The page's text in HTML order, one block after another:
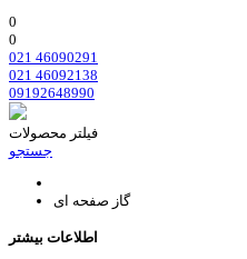
0
0
021 46090291
021 46092138
09192648990
فیلتر محصولات
جستجو
گاز صفحه ای
اطلاعات بیشتر